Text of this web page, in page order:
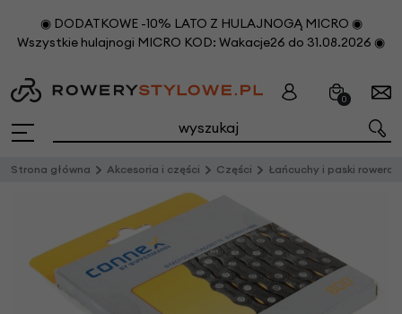
◉ DODATKOWE -10% LATO Z HULAJNOGĄ MICRO ◉
Wszystkie hulajnogi MICRO KOD: Wakacje26 do 31.08.2026 ◉
0
Strona główna Akcesoria i części Części Łańcuchy i paski rowerowe